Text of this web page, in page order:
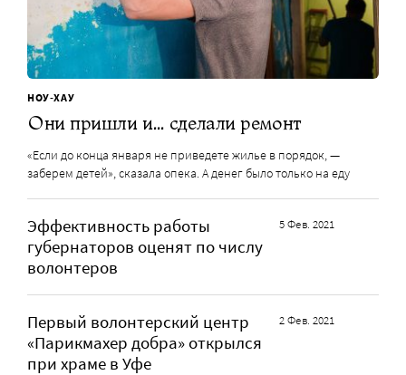
НОУ-ХАУ
Они пришли и… сделали ремонт
«Если до конца января не приведете жилье в порядок, —
заберем детей», сказала опека. А денег было только на еду
Эффективность работы
губернаторов оценят по числу
волонтеров
5 Фев. 2021
Первый волонтерский центр
«Парикмахер добра» открылся
при храме в Уфе
2 Фев. 2021